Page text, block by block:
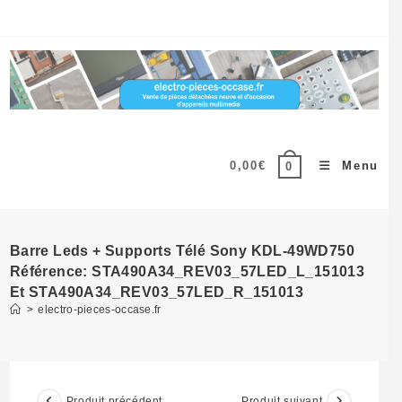
content
0,00€ 0 Menu
Barre Leds + Supports Télé Sony KDL-49WD750
Référence: STA490A34_REV03_57LED_L_151013
Et STA490A34_REV03_57LED_R_151013
> electro-pieces-occase.fr